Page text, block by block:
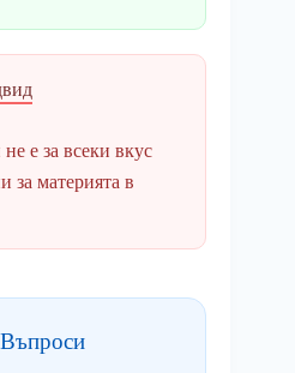
е за всеки вкус
за материята в